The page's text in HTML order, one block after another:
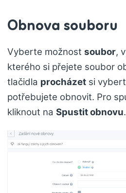
Obnova souboru
Vyberte možnost soubor,
kterého si přejete soubor
tlačidla procházet si
potřebujete obnovit. Pro
kliknout na Spustit obnovu.